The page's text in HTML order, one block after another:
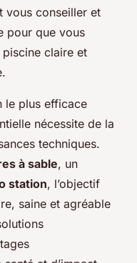
vous conseiller et
pour que vous
piscine claire et
le plus efficace
nécessite de la
techniques.
à sable, un
station, l’objectif
saine et agréable